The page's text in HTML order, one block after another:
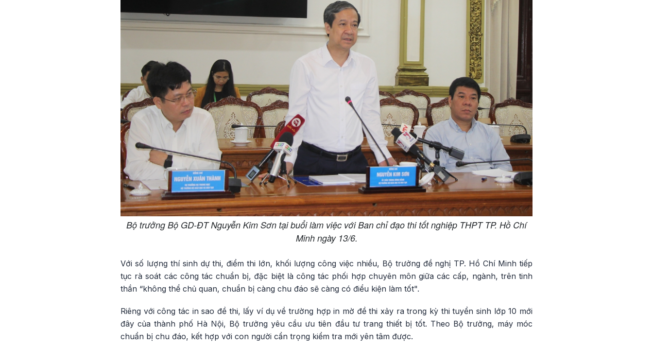
Bộ trưởng Bộ GD-ĐT Nguyễn Kim Sơn tại buổi làm việc với Ban chỉ đạo thi tốt nghiệp THPT TP. Hồ Chí
Minh ngày 13/6.
Với số lượng thí sinh dự thi, điểm thi lớn, khối lượng công việc nhiều, Bộ trưởng đề nghị TP. Hồ Chí Minh tiếp
tục rà soát các công tác chuẩn bị, đặc biệt là công tác phối hợp chuyên môn giữa các cấp, ngành, trên tinh
thần “không thể chủ quan, chuẩn bị càng chu đáo sẽ càng có điểu kiện làm tốt".
Riêng với công tác in sao đề thi, lấy ví dụ về trường hợp in mờ đề thi xảy ra trong kỳ thi tuyển sinh lớp 10 mới
đây của thành phố Hà Nội, Bộ trưởng yêu cầu ưu tiên đầu tư trang thiết bị tốt. Theo Bộ trưởng, máy móc
chuẩn bị chu đáo, kết hợp với con người cẩn trọng kiểm tra mới yên tâm được.